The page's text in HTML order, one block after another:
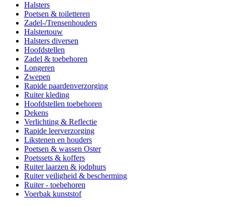
Halsters
Poetsen & toiletteren
Zadel-/Trensenhouders
Halstertouw
Halsters diversen
Hoofdstellen
Zadel & toebehoren
Longeren
Zwepen
Rapide paardenverzorging
Ruiter kleding
Hoofdstellen toebehoren
Dekens
Verlichting & Reflectie
Rapide leerverzorging
Likstenen en houders
Poetsen & wassen Oster
Poetssets & koffers
Ruiter laarzen & jodphurs
Ruiter veiligheid & bescherming
Ruiter - toebehoren
Voerbak kunststof